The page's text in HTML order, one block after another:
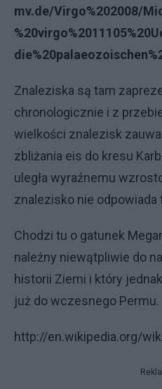
mv.de/Virgo%202008/
Znaleziska są tam
chronologicznie i z
wielkości znalezisk
zbliżania eis do kresu
uległa wyraźnemu
znalezisko nie odpowiada
Chodzi tu o gatunek
należny niewątpliwie do
historii Ziemi i który
już do wczesnego Permu.
http://en.wikipedia.org/